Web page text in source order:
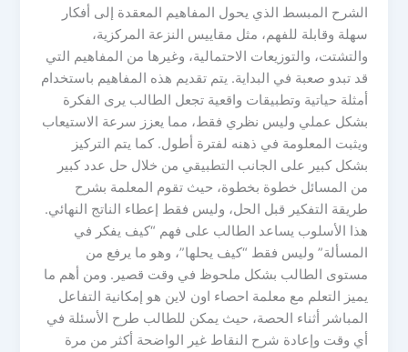
الشرح المبسط الذي يحول المفاهيم المعقدة إلى أفكار
سهلة وقابلة للفهم، مثل مقاييس النزعة المركزية،
والتشتت، والتوزيعات الاحتمالية، وغيرها من المفاهيم التي
قد تبدو صعبة في البداية. يتم تقديم هذه المفاهيم باستخدام
أمثلة حياتية وتطبيقات واقعية تجعل الطالب يرى الفكرة
بشكل عملي وليس نظري فقط، مما يعزز سرعة الاستيعاب
ويثبت المعلومة في ذهنه لفترة أطول. كما يتم التركيز
بشكل كبير على الجانب التطبيقي من خلال حل عدد كبير
من المسائل خطوة بخطوة، حيث تقوم المعلمة بشرح
طريقة التفكير قبل الحل، وليس فقط إعطاء الناتج النهائي.
هذا الأسلوب يساعد الطالب على فهم “كيف يفكر في
المسألة” وليس فقط “كيف يحلها”، وهو ما يرفع من
مستوى الطالب بشكل ملحوظ في وقت قصير. ومن أهم ما
يميز التعلم مع معلمة احصاء اون لاين هو إمكانية التفاعل
المباشر أثناء الحصة، حيث يمكن للطالب طرح الأسئلة في
أي وقت وإعادة شرح النقاط غير الواضحة أكثر من مرة